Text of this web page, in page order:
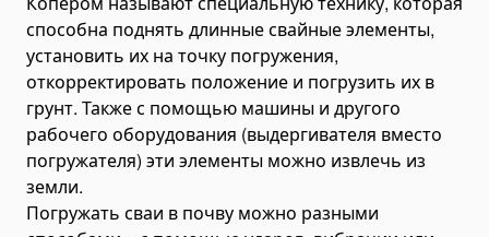
Inspection & Visual Diagnostic Tools
Digital Tachometers
Borescopes
Stroboscopes
Vibration Meters
Stetoskops Digital
Hardness Testers
способна поднять длинные свайные элементы,
установить их на точку погружения,
откорректировать положение и погрузить их в
грунт. Также с помощью машины и другого
рабочего оборудования (выдергивателя вместо
погружателя) эти элементы можно извлечь из
земли.
Погружать сваи в почву можно разными